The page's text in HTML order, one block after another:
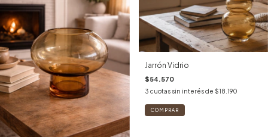
Jarrón Vidrio
$54.570
3 cuotas sin interés de $18.190
COMPRAR